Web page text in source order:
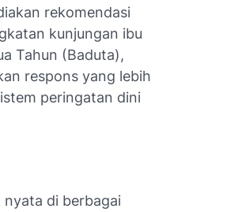
rekomendasi
kunjungan ibu
Tahun (Baduta),
respons yang lebih
peringatan dini
nyata di berbagai